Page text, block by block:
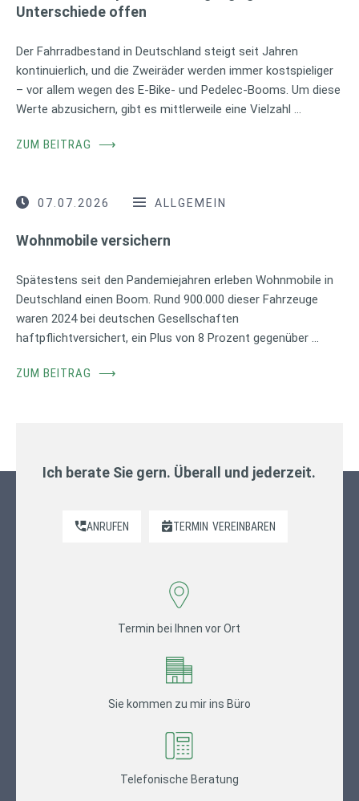
Unterschiede offen
Der Fahrradbestand in Deutschland steigt seit Jahren
kontinuierlich, und die Zweiräder werden immer kostspieliger
– vor allem wegen des E-Bike- und Pedelec-Booms. Um diese
Werte abzusichern, gibt es mittlerweile eine Vielzahl …
ZUM BEITRAG ⟶
07.07.2026 ALLGEMEIN
Wohnmobile versichern
Spätestens seit den Pandemiejahren erleben Wohnmobile in
Deutschland einen Boom. Rund 900.000 dieser Fahrzeuge
waren 2024 bei deutschen Gesellschaften
haftpflichtversichert, ein Plus von 8 Prozent gegenüber …
ZUM BEITRAG ⟶
Ich berate Sie gern. Überall und jederzeit.
ANRUFEN TERMIN VEREINBAREN
Termin bei Ihnen vor Ort
Sie kommen zu mir ins Büro
Telefonische Beratung